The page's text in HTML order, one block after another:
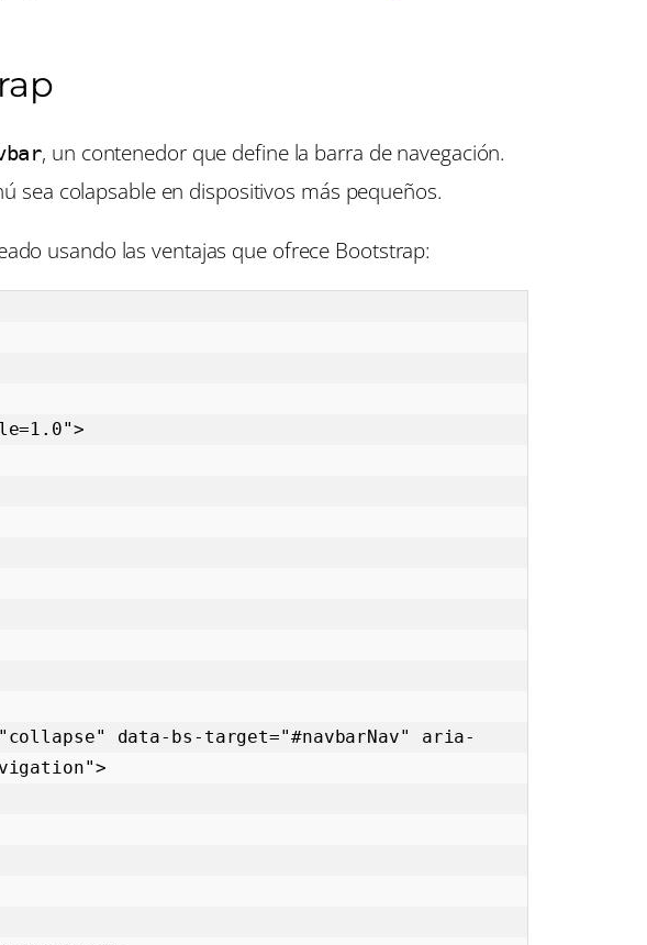
, un contenedor que define la barra de navegación.
sea colapsable en dispositivos más pequeños.
usando las ventajas que ofrece Bootstrap: